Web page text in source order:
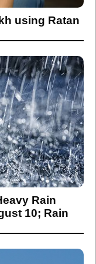
using Ratan
Rain
10; Rain